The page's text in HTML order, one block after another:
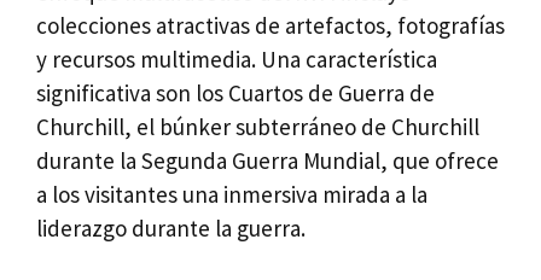
colecciones atractivas de artefactos, fotografías
y recursos multimedia. Una característica
significativa son los Cuartos de Guerra de
Churchill, el búnker subterráneo de Churchill
durante la Segunda Guerra Mundial, que ofrece
a los visitantes una inmersiva mirada a la
liderazgo durante la guerra.